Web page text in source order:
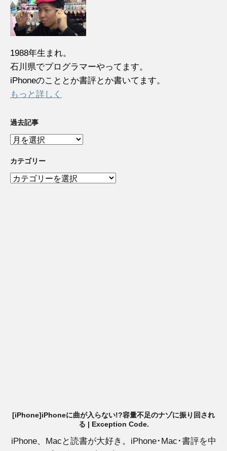
1988年生まれ。
石川県でプログラマーやってます。
iPhoneのこととか書評とか書いてます。
もっと詳しく
過去記事
過
記
カテゴリー
カ
[iPhone]iPhoneに曲が入らない!?容量不足のナゾに振り回され
る | Exception Code.
iPhone、Macと読書が大好き。iPhone･Mac･書評を中